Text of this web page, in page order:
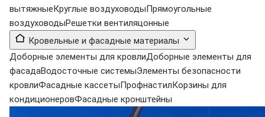
вытяжныеКруглые воздуховодыПрямоугольные
воздуховодыРешетки вентиляцонные
Кровельные и фасадные материалы
Доборные элементы для кровлиДоборные элементы для
фасадаВодосточные системыЭлементы безопасности
кровлиФасадные кассетыПрофнастилКорзины для
кондиционеровФасадные кронштейны